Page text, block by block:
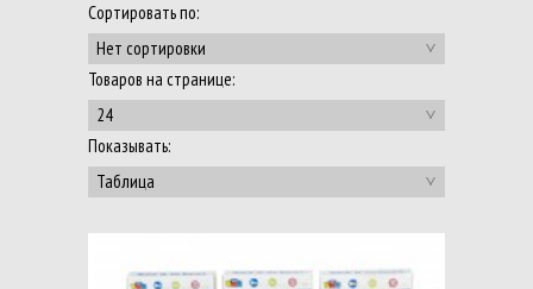
Сортировать по:
Нет сортировки
Товаров на странице:
24
Показывать:
Таблица